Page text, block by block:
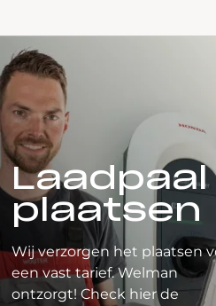
Laadpaal
plaatsen
Wij verzorgen het plaatsen
een vast tarief. Welman
ontzorgt! Check hier de